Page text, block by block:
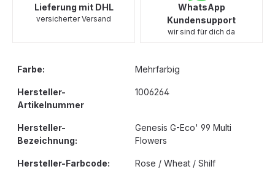
Lieferung mit DHL
versicherter Versand
WhatsApp
Kundensupport
wir sind für dich da
Farbe: Mehrfarbig
Hersteller-
Artikelnummer
1006264
Hersteller-
Bezeichnung:
Genesis G-Eco' 99 Multi
Flowers
Hersteller-Farbcode: Rose / Wheat / Shilf